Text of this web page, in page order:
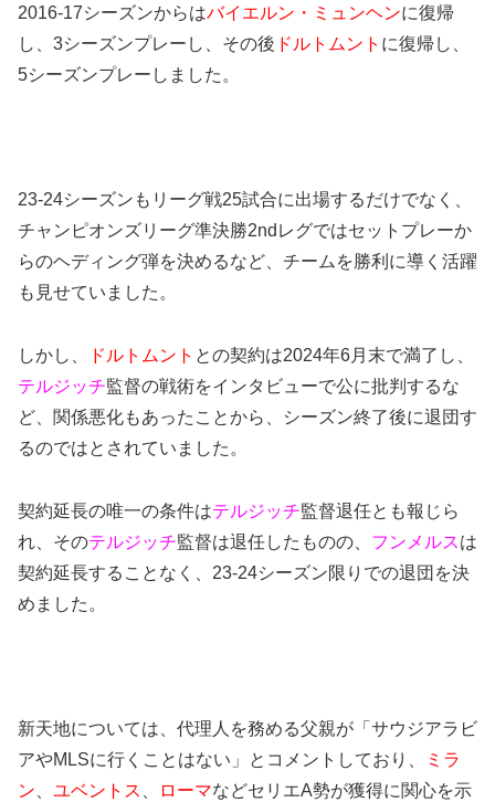
2016-17シーズンからはバイエルン・ミュンヘンに復帰
し、3シーズンプレーし、その後 ドルトムント に復帰し、
5シーズンプレーしました。
23-24シーズンもリーグ戦25試合に出場するだけでなく、
チャンピオンズリーグ準決勝2ndレグではセットプレーか
らのヘディング弾を決めるなど、チームを勝利に導く活躍
も見せていました。
しかし、 ドルトムント との契約は2024年6月末で満了し、
テルジッチ監督の戦術をインタビューで公に批判するな
ど、関係悪化もあったことから、シーズン終了後に退団す
るのではとされていました。
契約延長の唯一の条件はテルジッチ監督退任とも報じら
れ、そのテルジッチ監督は退任したものの、 フンメルスは
契約延長することなく、23-24シーズン限りでの退団を決
めました。
新天地については、代理人を務める父親が「サウジアラビ
アやMLSに行くことはない」とコメントしており、
ミラ
ン
ユベントス ローマなどセリエA勢が獲得に関心を示